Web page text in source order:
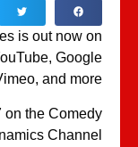
Knees is out now
TV, YouTube,
Play, Vimeo, and
24/7 on the
Dynamics